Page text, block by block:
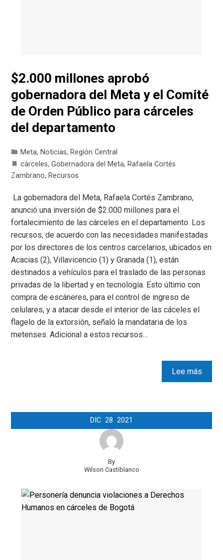
$2.000 millones aprobó
gobernadora del Meta y el Comité
de Orden Público para cárceles
del departamento
Meta, Noticias, Región Central
cárceles,Gobernadora del Meta, Rafaela Cortés
Zambrano, Recursos
La gobernadora del Meta, Rafaela Cortés Zambrano,
anunció una inversión de $2.000 millones para el
fortalecimiento de las cárceles en el departamento. Los
recursos, de acuerdo con las necesidades manifestadas
por los directores de los centros carcelarios, ubicados en
Acacias (2), Villavicencio (1) y Granada (1), están
destinados a vehículos para el traslado de las personas
privadas de la libertad y en tecnología. Esto último con
compra de escáneres, para el control de ingreso de
celulares, y a atacar desde el interior de las cáceles el
flagelo de la extorsión, señaló la mandataria de los
metenses. Adicional a estos recursos…
Lee más
DIC 28 2021
By
Wilson Castiblanco